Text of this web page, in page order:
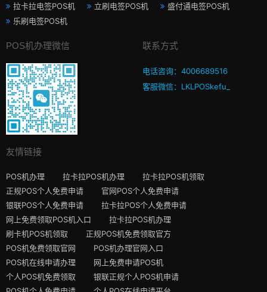
拉卡拉电签POS机 立刷电签POS机
盛付通电签POS机
乐刷电签POS机
POS机办理微信 联系方式
电话咨询：4006689516
客服微信：LKLPOSkefu_
友情链接
POS机办理 拉卡拉POS机办理
拉卡拉POS机领取
正规POS个人免费申请
官网POS个人免费申请
银联POS个人免费申请
拉卡拉POS个人免费申请
网上免费领取POS机入口
拉卡拉POS机办理
刷卡机POS机领取
正规POS机免费领取官方
POS机免费领取官网
POS机办理官网入口
POS机在线申请办理
网上免费申请POS机
个人POS机免费领取
银联正规个人POS机申请